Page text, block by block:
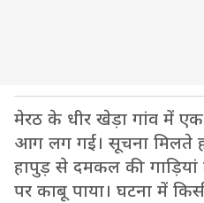
मेरठ के धीर खेड़ा गांव में
आग लग गई। सूचना मिलते
हापुड़ से दमकल की
पर काबू पाया। घटना में